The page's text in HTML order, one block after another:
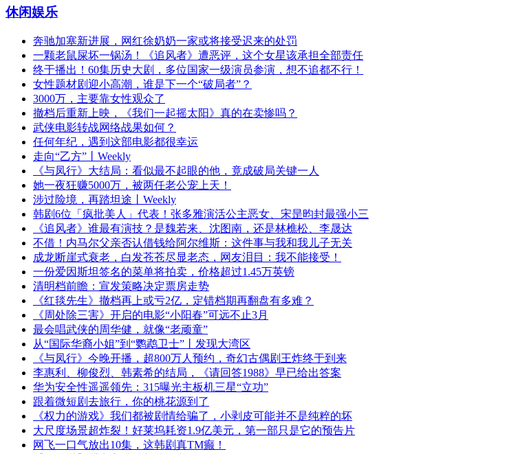
休闲娱乐
奔驰加塞新进展，网红徐奶奶一家或将接受迟来的处罚
一颗老鼠屎坏一锅汤！《追风者》遭恶评，这个女星该承担全部责任
终于播出！60集历史大剧，多位国家一级演员参演，想不追都不行！
女性题材剧迎小高潮，谁是下一个“破局者”？
3000万，主要靠女性观众了
撤档后重新上映，《我们一起摇太阳》真的在卖惨吗？
武侠电影转战网络战果如何？
任何年纪，遇到这部电影都很幸运
走向“乙方”丨Weekly
《与凤行》大结局：看似最不起眼的他，竟成破局关键一人
她一夜狂赚5000万，被两任老公宠上天！
涉过险境，再踏坦途丨Weekly
韩剧6位「疯批美人」代表！张多雅演活公主恶女、宋昰昀封最强小三
《追风者》谁最有演技？是魏若来、沈图南，还是林樵松、李晟达
不借！内马尔父亲否认借钱给阿尔维斯：这件事与我和我儿子无关
成龙断崖式衰老，白发苍苍尽显老态，网友泪目：我不能接受！
一份爱因斯坦签名的菜单将拍卖，价格超过1.45万英镑
清明档前瞻：宣发策略决定票房走势
《红毯先生》撤档再上或亏2亿，定错档期再翻盘有多难？
《周处除三害》开启的电影“小阳春”可远不止3月
最会唱武侠的周华健，就像“老顽童”
从“国际华裔小姐”到“鹦鹉卫士”丨发现大湾区
《与凤行》今晚开播，超800万人预约，奇幻古偶剧王炸终于到来
李惠利、柳俊烈、韩素希的结局，《请回答1988》早已给出答案
华为安全性遥遥领先：315曝光主板机三星“立功”
跟着微短剧去旅行，你的桃花源到了
《权力的游戏》我们都被剧情给骗了，小剥皮可能并不是纯粹的坏
大尺度场景超炸裂！好莱坞耗资1.9亿美元，第一部只是它的预告片
网飞一口气放出10集，这韩剧真TM癫！